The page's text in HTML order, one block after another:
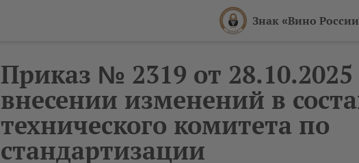
Знак «Вино
Приказ № 2319 от
внесении изменений в
технического комитета по
стандартизации